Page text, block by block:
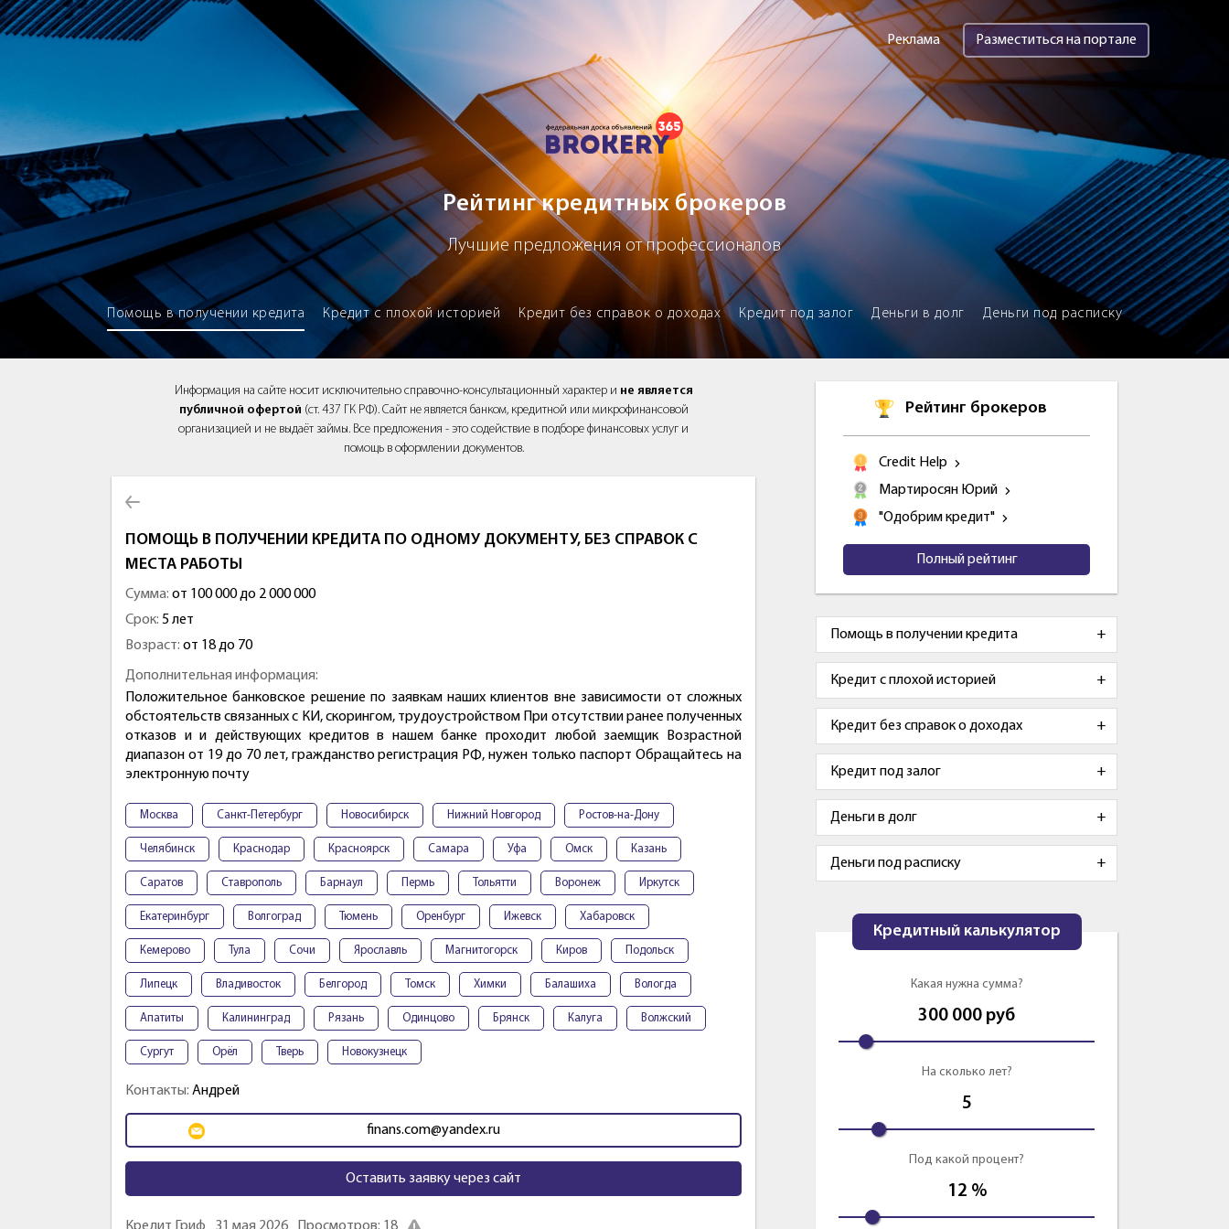
Brokery365 - Рейтинг кредитных брокеров
Реклама Разместиться на портале
Рейтинг кредитных брокеров
Лучшие предложения от профессионалов
Помощь в получении кредита Кредит с плохой историей Кредит без справок о доходах Кредит под залог Деньги в долг Деньги под расписку
Информация на сайте носит исключительно справочно-консультационный характер и не является
публичной офертой (ст. 437 ГК РФ). Сайт не является банком, кредитной или микрофинансовой
организацией и не выдаёт займы. Все предложения - это содействие в подборе финансовых услуг и
помощь в оформлении документов.
ПОМОЩЬ В ПОЛУЧЕНИИ КРЕДИТА ПО ОДНОМУ ДОКУМЕНТУ, БЕЗ СПРАВОК С
МЕСТА РАБОТЫ
Сумма: от 100 000 до 2 000 000
Срок: 5 лет
Возраст: от 18 до 70
Дополнительная информация:
Положительное банковское решение по заявкам наших клиентов вне зависимости от сложных
обстоятельств связанных с КИ, скорингом, трудоустройством При отсутствии ранее полученных
отказов и и действующих кредитов в нашем банке проходит любой заемщик Возрастной
диапазон от 19 до 70 лет, гражданство регистрация РФ, нужен только паспорт Обращайтесь на
электронную почту
Москва Санкт-Петербург Новосибирск Нижний Новгород Ростов-на-Дону
Челябинск Краснодар Красноярск Самара Уфа Омск Казань
Саратов Ставрополь Барнаул Пермь Тольятти Воронеж Иркутск
Екатеринбург Волгоград Тюмень Оренбург Ижевск Хабаровск
Кемерово Тула Сочи Ярославль Магнитогорск Киров Подольск
Липецк Владивосток Белгород Томск Химки Балашиха Вологда
Апатиты Калининград Рязань Одинцово Брянск Калуга Волжский
Сургут Орёл Тверь Новокузнецк
Контакты: Андрей
finans.com@yandex.ru
Оставить заявку через сайт
Рейтинг брокеров
Credit Help
Мартиросян Юрий
"Одобрим кредит"
Полный рейтинг
Помощь в получении кредита
Кредит с плохой историей
Кредит без справок о доходах
Кредит под залог
Деньги в долг
Деньги под расписку
Кредитный калькулятор
Какая нужна сумма?
300 000 руб
На сколько лет?
5
Под какой процент?
12 %